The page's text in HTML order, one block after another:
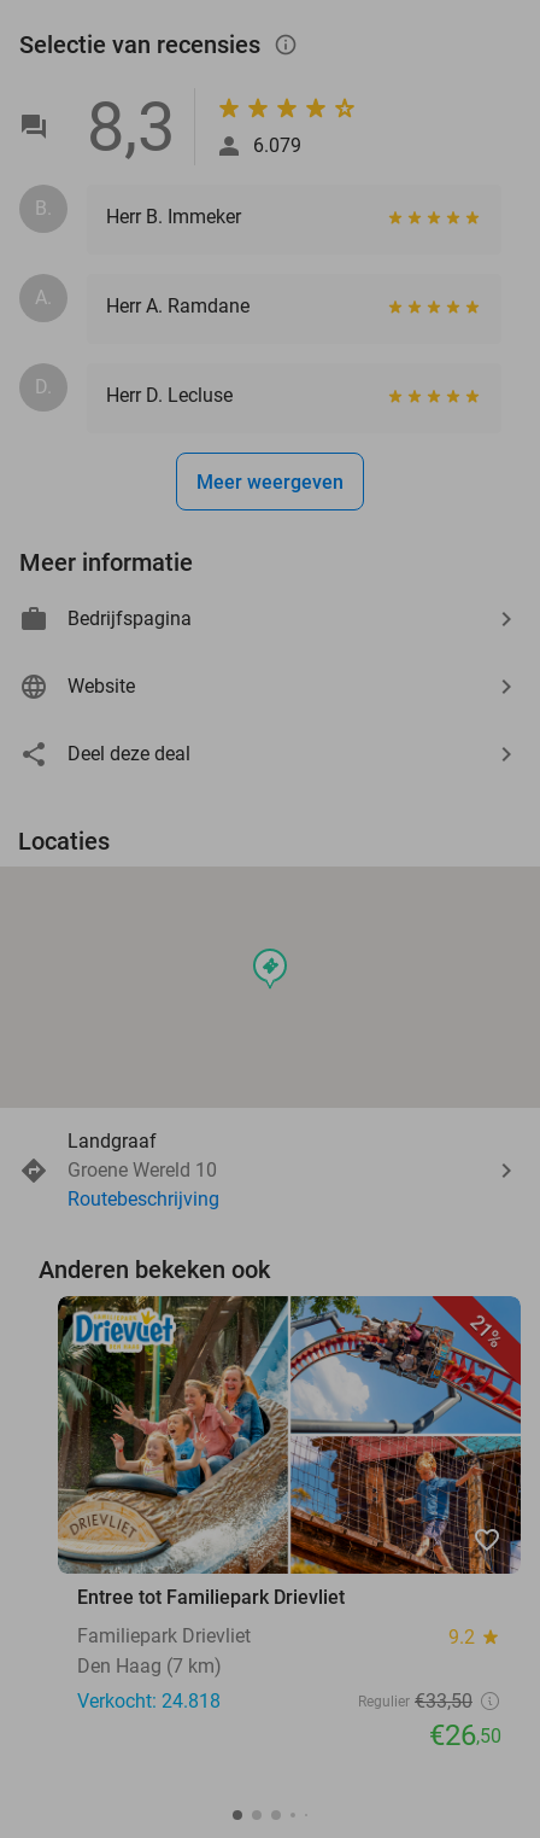
Selectie van recensies info_outlined
8,3 6.079
B. Herr B. Immeker
A. Herr A. Ramdane
D. Herr D. Lecluse
Meer weergeven
Meer informatie
Bedrijfspagina
Website
Deel deze deal
Locaties
events
Landgraaf
Groene Wereld 10
Routebeschrijving
Anderen bekeken ook
21%
favorite_border
Entree tot Familiepark Drievliet
Familiepark Drievliet
9.2 star
Den Haag (7 km)
Verkocht: 24.818
Regulier €33,50
€26,50